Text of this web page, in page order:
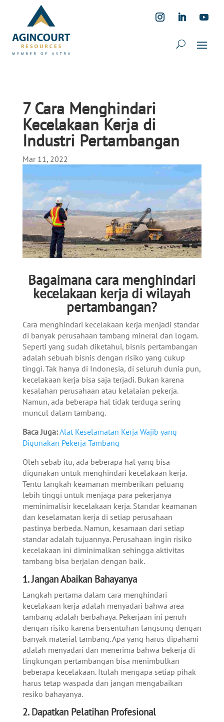
7 Cara Menghindari
Kecelakaan Kerja di
Industri Pertambangan
Mar 11, 2022
Bagaimana cara menghindari
kecelakaan kerja di wilayah
pertambangan?
Cara menghindari kecelakaan kerja menjadi standar
di banyak perusahaan tambang mineral dan logam.
Seperti yang sudah diketahui, bisnis pertambangan
adalah sebuah bisnis dengan risiko yang cukup
tinggi.Tak hanya di Indonesia, di seluruh dunia pun,
kecelakaan kerja bisa saja terjadi. Bukan karena
kesalahan perusahaan atau kelalaian pekerja.
Namun, ada beberapa hal tidak terduga sering
muncul dalam tambang.
Baca Juga:Alat Keselamatan Kerja Wajib yang
Digunakan Pekerja Tambang
Oleh sebab itu, ada beberapa hal yang bisa
digunakan untuk menghindari kecelakaan kerja.
Tentu langkah keamanan memberikan peluang
lebih tinggi untuk menjaga para pekerjanya
meminimalisir kecelakaan kerja. Standar keamanan
dan keselamatan kerja di setiap perusahaan
pastinya berbeda. Namun, kesamaan dari setiap
standar adalah tujuannya. Perusahaan ingin risiko
kecelakaan ini diminimalkan sehingga aktivitas
tambang bisa berjalan dengan baik.
1. Jangan Abaikan Bahayanya
Langkah pertama dalam cara menghindari
kecelakaan kerja adalah menyadari bahwa area
tambang adalah berbahaya. Pekerjaan ini penuh
dengan risiko karena bersentuhan langsung dengan
banyak material tambang.Apa yang harus dipahami
adalah menyadari dan menerima bahwa bekerja di
lingkungan pertambangan bisa menimbulkan
beberapa kecelakaan. Itulah mengapa setiap pihak
harus tetap waspada dan jangan mengabaikan
resiko bahayanya.
2. Dapatkan Pelatihan Profesional